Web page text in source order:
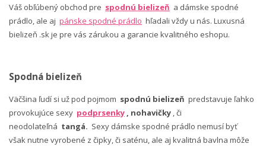
Váš obľúbený obchod pre spodnú bielizeň a dámske spodné
prádlo, ale aj pánske spodné prádlo hľadali vždy u nás. Luxusná
bielizeň .sk je pre vás zárukou a garancie kvalitného eshopu.
Spodná bielizeň
Väčšina ľudí si už pod pojmom spodnú bielizeň predstavuje ľahko
provokujúce sexy podprsenky , nohavičky , či
neodolateľná tangá. Sexy dámske spodné prádlo nemusí byť
však nutne vyrobené z čipky, či saténu, ale aj kvalitná bavlna môže